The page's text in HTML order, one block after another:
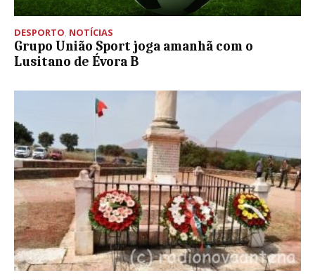
DESPORTO, NOTÍCIAS
Grupo União Sport joga amanhã com o
Lusitano de Évora B